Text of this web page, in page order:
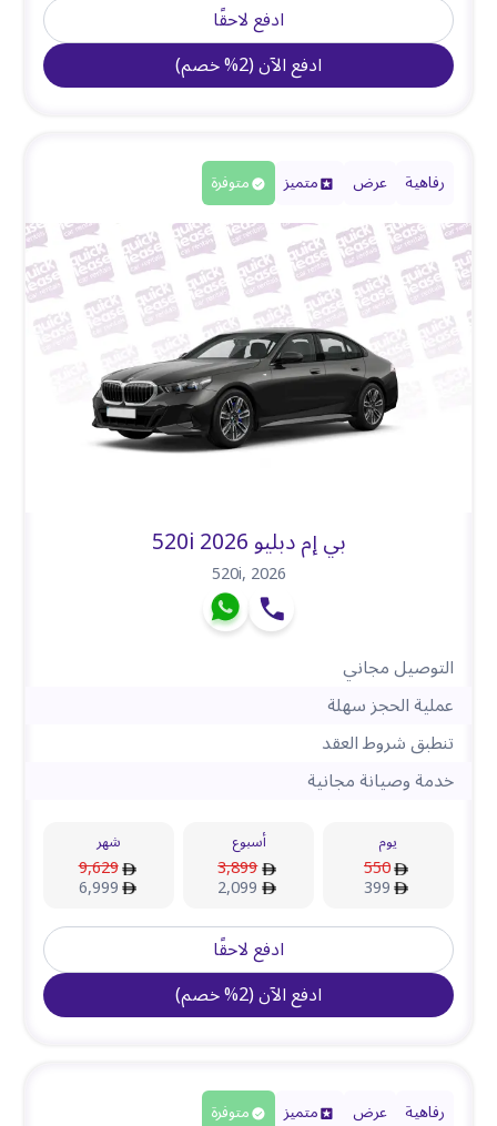
ادفع لاحقًا
ادفع الآن(
2
%خصم)
رفاهية عرض متميز متوفرة
بي إم دبليو 520i 2026
520i,2026
التوصيل مجاني
عملية الحجز سهلة
تنطبق شروط العقد
خدمة وصيانة مجانية
يوم
550
399
أسبوع
3,899
2,099
شهر
9,629
6,999
ادفع لاحقًا
ادفع الآن(
2
%خصم)
رفاهية عرض متميز متوفرة